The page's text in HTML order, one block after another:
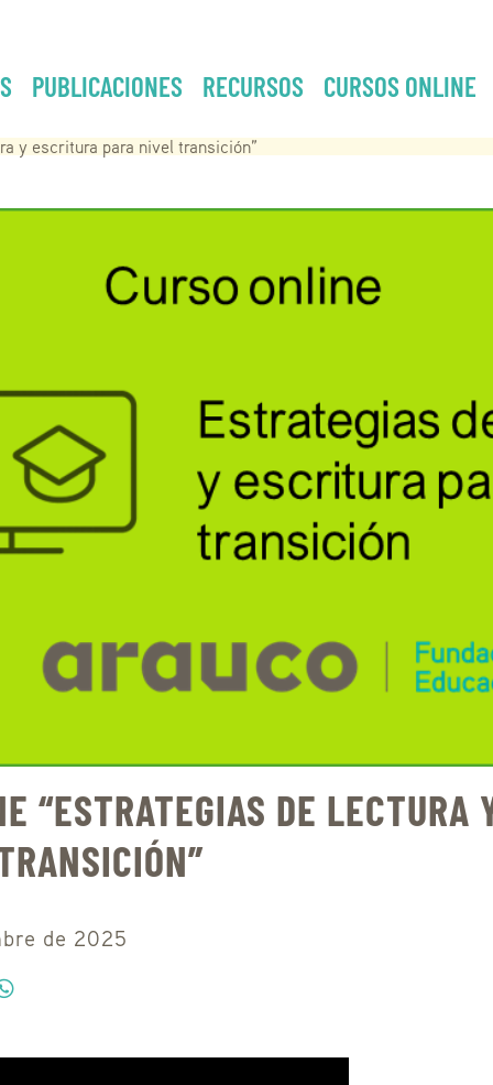
PUBLICACIONES RECURSOS CURSOS ONLINE
y escritura para nivel transición”
“ESTRATEGIAS DE LECTURA
de 2025